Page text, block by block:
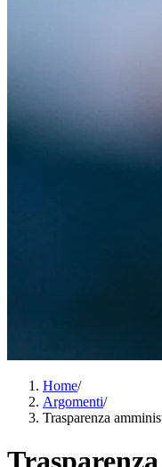
Home/
Argomenti/
Trasparenza